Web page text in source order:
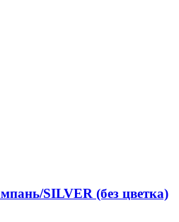
SILVER (без цветка)